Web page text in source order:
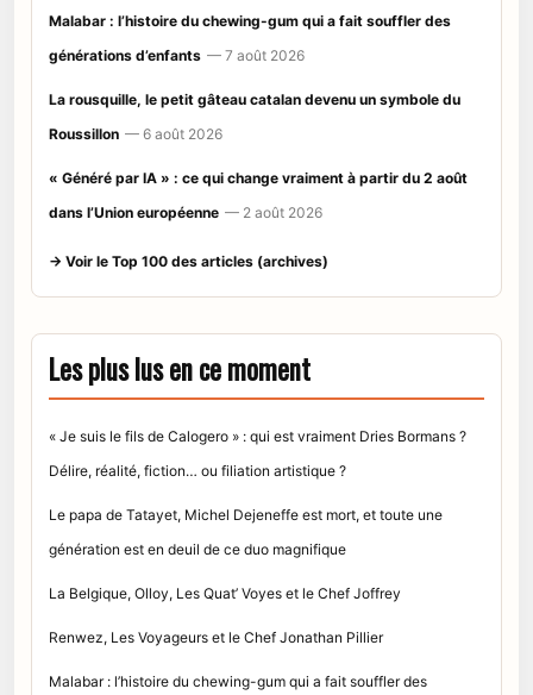
Malabar : l’histoire du chewing-gum qui a fait souffler des
générations d’enfants — 7 août 2026
La rousquille, le petit gâteau catalan devenu un symbole du
Roussillon — 6 août 2026
« Généré par IA » : ce qui change vraiment à partir du 2 août
dans l’Union européenne — 2 août 2026
→ Voir le Top 100 des articles (archives)
Les plus lus en ce moment
« Je suis le fils de Calogero » : qui est vraiment Dries Bormans ?
Délire, réalité, fiction… ou filiation artistique ?
Le papa de Tatayet, Michel Dejeneffe est mort, et toute une
génération est en deuil de ce duo magnifique
La Belgique, Olloy, Les Quat’ Voyes et le Chef Joffrey
Renwez, Les Voyageurs et le Chef Jonathan Pillier
Malabar : l’histoire du chewing-gum qui a fait souffler des